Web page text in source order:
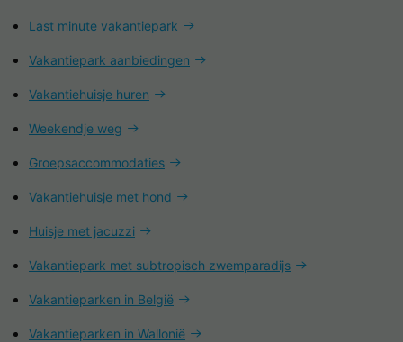
Last minute vakantiepark
Vakantiepark aanbiedingen
Vakantiehuisje huren
Weekendje weg
Groepsaccommodaties
Vakantiehuisje met hond
Huisje met jacuzzi
Vakantiepark met subtropisch zwemparadijs
Vakantieparken in België
Vakantieparken in Wallonië